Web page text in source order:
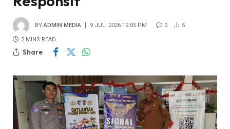
BY ADMIN MEDIA 9 JULI 2026 12:05 PM 0 5
2 MINS READ
Share